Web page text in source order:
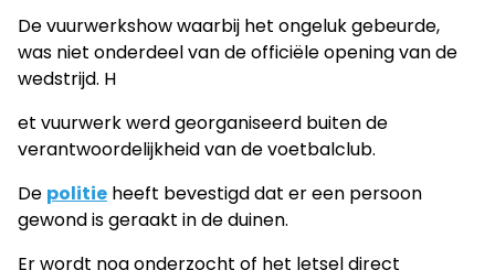
De vuurwerkshow waarbij het ongeluk gebeurde,
was niet onderdeel van de officiële opening van de
wedstrijd. H
et vuurwerk werd georganiseerd buiten de
verantwoordelijkheid van de voetbalclub.
De politie heeft bevestigd dat er een persoon
gewond is geraakt in de duinen.
Er wordt nog onderzocht of het letsel direct